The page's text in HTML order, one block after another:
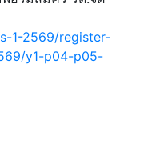
1-2569/register-
y1-p04-p05-